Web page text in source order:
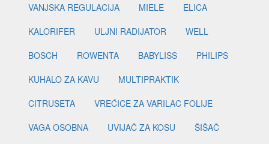
VANJSKA REGULACIJA
MIELE
ELICA
KALORIFER
ULJNI RADIJATOR
WELL
BOSCH
ROWENTA BABYLISS
PHILIPS
KUHALO ZA KAVU
MULTIPRAKTIK
CITRUSETA
VREĆICE ZA VARILAC FOLIJE
VAGA OSOBNA
UVIJAČ ZA KOSU
ŠIŠAČ